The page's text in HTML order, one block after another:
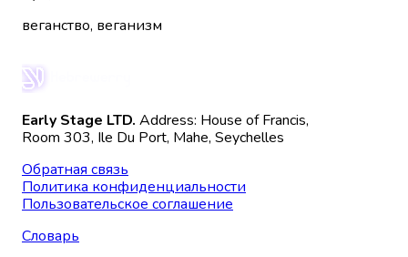
веганство, веганизм
Early Stage LTD. Address: House of Francis,
Room 303, Ile Du Port, Mahe, Seychelles
Обратная связь
Политика конфиденциальности
Пользовательское соглашение
Словарь